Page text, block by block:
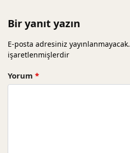
Bir yanıt yazın
E-posta adresiniz yayınlanmayacak.
işaretlenmişlerdir
Yorum *